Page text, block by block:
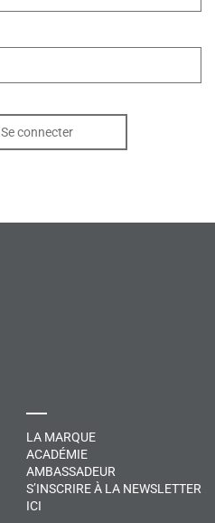
Se connecter
LA MARQUE
ACADÉMIE
AMBASSADEUR
S’INSCRIRE À LA NEWSLETTER
ICI